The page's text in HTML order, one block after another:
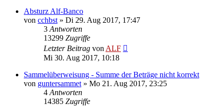
Absturz Alf-Banco
von cchbst » Di 29. Aug 2017, 17:47
3 Antworten
13299 Zugriffe
Letzter Beitrag von ALF
Mi 30. Aug 2017, 10:18
Sammelüberweisung - Summe der Beträge nicht korrekt
von guntersammet » Mo 21. Aug 2017, 23:25
4 Antworten
14385 Zugriffe